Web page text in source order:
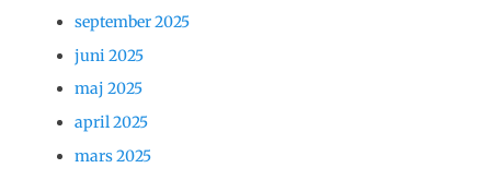
september 2025
juni 2025
maj 2025
april 2025
mars 2025